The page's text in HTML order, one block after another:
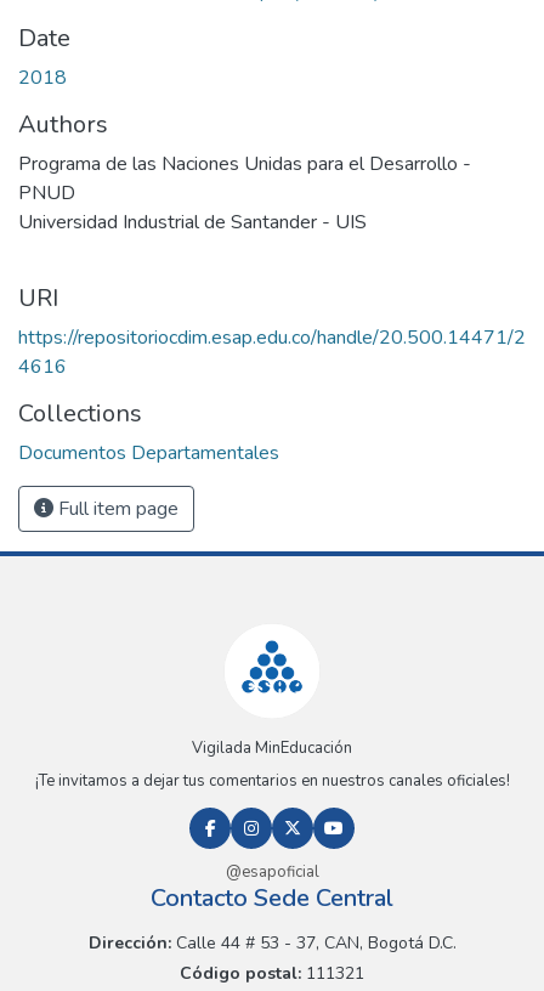
Date
2018
Authors
Programa de las Naciones Unidas para el Desarrollo -
PNUD
Universidad Industrial de Santander - UIS
URI
https://repositoriocdim.esap.edu.co/handle/20.500.14471/2
4616
Collections
Documentos Departamentales
Full item page
Vigilada MinEducación
¡Te invitamos a dejar tus comentarios en nuestros canales oficiales!
@esapoficial
Contacto Sede Central
Dirección:Calle 44 # 53 - 37, CAN, Bogotá D.C.
Código postal: 111321